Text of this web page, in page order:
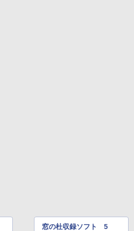
窓の杜収録ソフト 5